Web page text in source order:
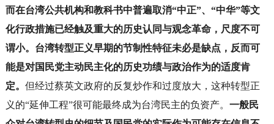
而在台湾公共机构和教科书中普遍取消“中正”、“中华”等文
化行政措施已经触及重大的历史认同与观念革命，尺度不可
谓小。台湾转型正义早期的节制性特征未必是缺点，反而可
能是对国民党主动民主化的历史功绩与政治作为的适度肯
定。但经过蔡英文政府的反复炒作和过度放大，这种转型正
义的“延伸工程”很可能最终成为台湾民主的负资产。一般民